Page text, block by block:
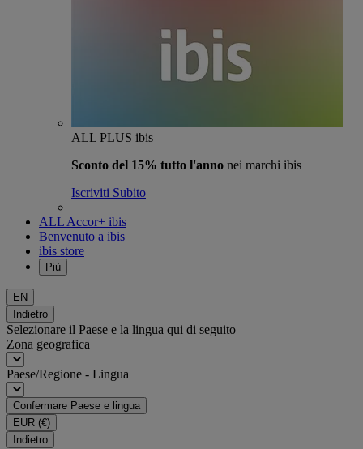
ALL PLUS ibis
Sconto del 15% tutto l'anno nei marchi ibis
Iscriviti Subito
ALL Accor+ ibis
Benvenuto a ibis
ibis store
Più
EN
Indietro
Selezionare il Paese e la lingua qui di seguito
Zona geografica
Paese/Regione - Lingua
Confermare Paese e lingua
EUR (€)
Indietro